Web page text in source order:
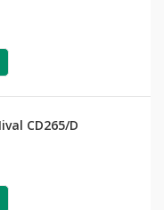
CD265/D